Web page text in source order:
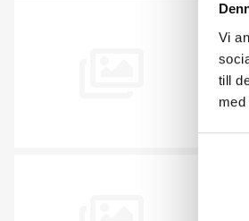
Vi
till